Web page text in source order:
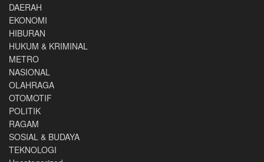
DAERAH
EKONOMI
HIBURAN
HUKUM & KRIMINAL
METRO
NASIONAL
OLAHRAGA
OTOMOTIF
POLITIK
RAGAM
SOSIAL & BUDAYA
TEKNOLOGI